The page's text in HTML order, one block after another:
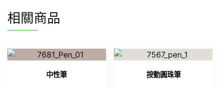
相關商品
中性筆 按動圓珠筆